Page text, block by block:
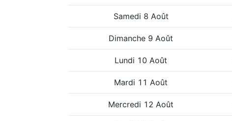
Samedi 8 Août
Dimanche 9 Août
Lundi 10 Août
Mardi 11 Août
Mercredi 12 Août